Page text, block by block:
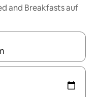
and Breakfasts auf
mit den